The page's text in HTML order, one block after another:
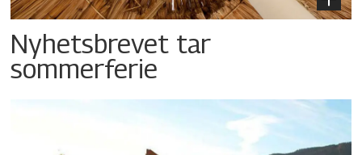
Nyhetsbrevet tar
sommerferie